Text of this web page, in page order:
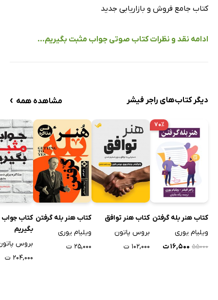
کتاب جامع فروش و بازاریابی جدید
ادامه نقد و نظرات کتاب صوتی جواب مثبت بگیریم...
دیگر کتاب‌های راجر فیشر مشاهده همه ›
۷۰٪
کتاب هنر بله گرفتن
ویلیام یوری
۵۵۰۰۰ ۱۶,۵۰۰ ت
کتاب هنر توافق
بروس پاتون
۱۰۲,۰۰۰ ت
کتاب هنر بله گرفتن
ویلیام یوری
۲۵,۰۰۰ ت
کتاب
بگیریم
بروس
۲۰۴,۰۰۰ ت